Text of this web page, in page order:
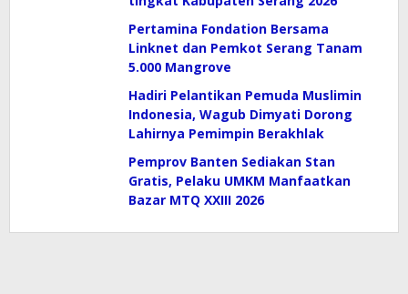
Pertamina Fondation Bersama
Linknet dan Pemkot Serang Tanam
5.000 Mangrove
Hadiri Pelantikan Pemuda Muslimin
Indonesia, Wagub Dimyati Dorong
Lahirnya Pemimpin Berakhlak
Pemprov Banten Sediakan Stan
Gratis, Pelaku UMKM Manfaatkan
Bazar MTQ XXIII 2026